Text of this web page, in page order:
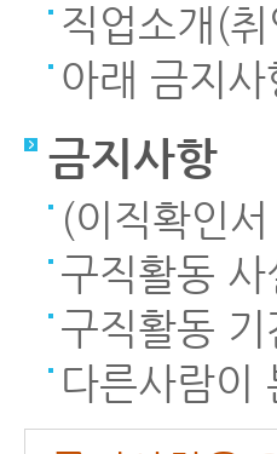
직업소개(
아래 금지
금지사항
(이직확인
구직활동
구직활동
다른사람이